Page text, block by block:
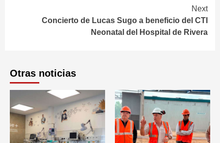
Next
Concierto de Lucas Sugo a beneficio del CTI
Neonatal del Hospital de Rivera
Otras noticias